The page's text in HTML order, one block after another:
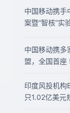
中国移动携手
案暨“智核”实
中国移动携多
盟，全国首座
印度风投机构
只1.02亿美元